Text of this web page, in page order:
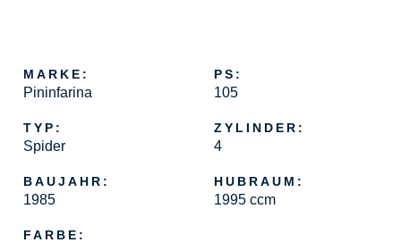
MARKE:
Pininfarina
TYP:
Spider
BAUJAHR:
1985
FARBE:
PS:
105
ZYLINDER:
4
HUBRAUM:
1995 ccm